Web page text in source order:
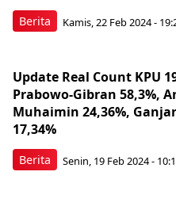
Berita Kamis, 22 Feb 2024 -
Berita
Update Real Count KPU
Prabowo-Gibran 58,3%,
Muhaimin 24,36%,
17,34%
Senin, 19 Feb 2024 -